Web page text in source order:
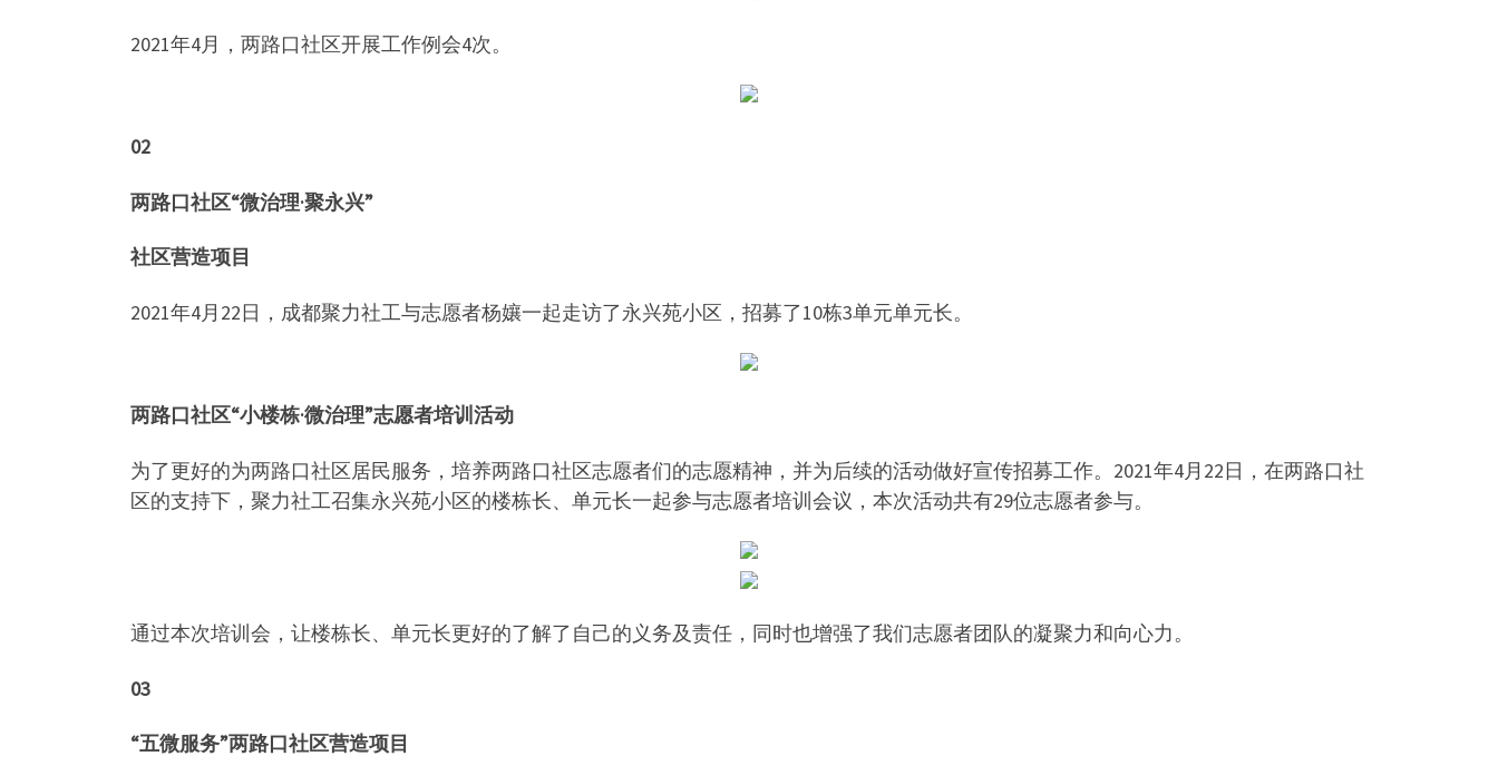
2021年4月，两路口社区开展工作例会4次。
02
两路口社区“微治理·聚永兴”
社区营造项目
2021年4月22日，成都聚力社工与志愿者杨孃一起走访了永兴苑小区，招募了10栋3单元单元长。
两路口社区“小楼栋·微治理”志愿者培训活动
为了更好的为两路口社区居民服务，培养两路口社区志愿者们的志愿精神，并为后续的活动做好宣传招募工作。2021年4月22日，在两路口社
区的支持下，聚力社工召集永兴苑小区的楼栋长、单元长一起参与志愿者培训会议，本次活动共有29位志愿者参与。
通过本次培训会，让楼栋长、单元长更好的了解了自己的义务及责任，同时也增强了我们志愿者团队的凝聚力和向心力。
03
“五微服务”两路口社区营造项目